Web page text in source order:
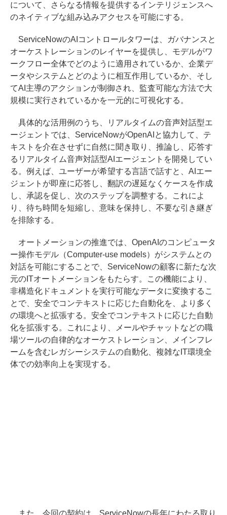
について、さらなる情報を提供するインテリジェンスへ
のネイティブな組み込みアクセスを可能にする。
ServiceNowのAIコントロールタワーは、ガバナンスと
オーケストレーションのレイヤーを提供し、モデルがワ
ークフロー全体でどのように適用されているか、企業デ
ータやシステムとどのように相互作用しているか、そし
てAI主導のアクションが制御され、監査可能な方法で大
規模に実行されているかを一元的に可視化する。
具体的な活用例のうち、リアルタイムの音声対話型エ
ージェントでは、ServiceNowがOpenAIと協力して、テ
キストを介在させずに自然に聞き取り、推論し、応答す
るリアルタイム音声対話型AIエージェントを開発してい
る。例えば、ユーザーが希望する言語で話すと、AIエー
ジェントが即座に応答し、翻訳の遅延なくケースを作成
し、承認を促し、次のステップを調整する。これによ
り、待ち時間を短縮し、意味を保持し、不要な引き継ぎ
を排除する。
オートメーションの推進では、OpenAIのコンピュータ
ー操作モデル（Computer-use models）がシステムとの
対話を可能にすることで、ServiceNowの顧客に新たな次
元のITオートメーションをもたらす。この機能により、
非構造化ドキュメントを実行可能なデータに変換するこ
とで、安全でコンテキストに応じた自動化を、より多く
の環境へと拡張する。安全でコンテキストに応じた自動
化を拡張する。これにより、メールやチャットなどの職
場ツールの自律的なオーケストレーション、メインフレ
ームを含むレガシーシステムの自動化、複雑なIT環境全
体での効率向上を実現する。
また、今回の契約は、ServiceNowの長年にわたる取り